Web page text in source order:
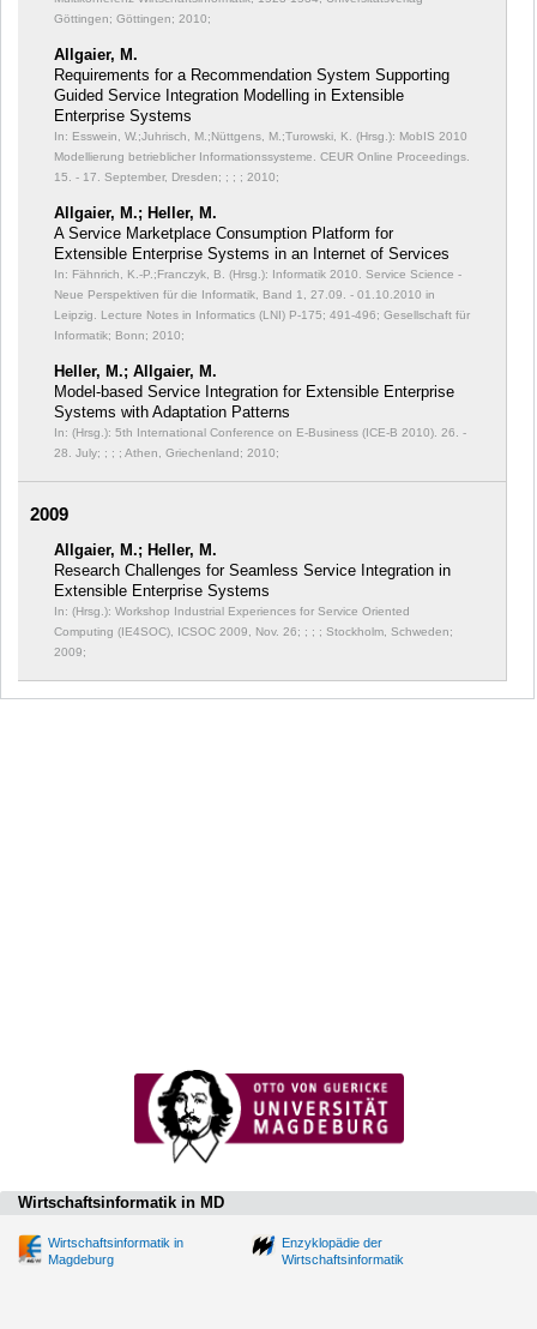
Göttingen; Göttingen; 2010;
Allgaier, M.
Requirements for a Recommendation System Supporting
Guided Service Integration Modelling in Extensible
Enterprise Systems
In: Esswein, W.;Juhrisch, M.;Nüttgens, M.;Turowski, K. (Hrsg.): MobIS 2010
Modellierung betrieblicher Informationssysteme. CEUR Online Proceedings.
15. - 17. September, Dresden; ; ; ; 2010;
Allgaier, M.; Heller, M.
A Service Marketplace Consumption Platform for
Extensible Enterprise Systems in an Internet of Services
In: Fähnrich, K.-P.;Franczyk, B. (Hrsg.): Informatik 2010. Service Science -
Neue Perspektiven für die Informatik, Band 1, 27.09. - 01.10.2010 in
Leipzig. Lecture Notes in Informatics (LNI) P-175; 491-496; Gesellschaft für
Informatik; Bonn; 2010;
Heller, M.; Allgaier, M.
Model-based Service Integration for Extensible Enterprise
Systems with Adaptation Patterns
In: (Hrsg.): 5th International Conference on E-Business (ICE-B 2010). 26. -
28. July; ; ; ; Athen, Griechenland; 2010;
2009
Allgaier, M.; Heller, M.
Research Challenges for Seamless Service Integration in
Extensible Enterprise Systems
In: (Hrsg.): Workshop Industrial Experiences for Service Oriented
Computing (IE4SOC), ICSOC 2009, Nov. 26; ; ; ; Stockholm, Schweden;
2009;
Wirtschaftsinformatik in MD
Wirtschaftsinformatik in
Magdeburg
Enzyklopädie der
Wirtschaftsinformatik